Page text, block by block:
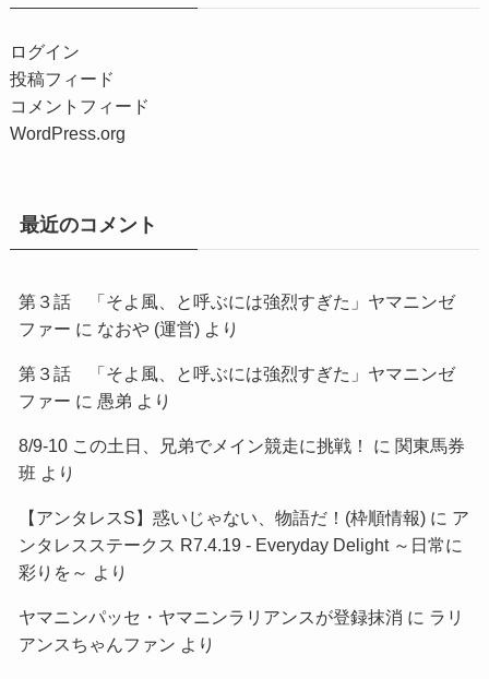
ログイン
投稿フィード
コメントフィード
WordPress.org
最近のコメント
第３話 「そよ風、と呼ぶには強烈すぎた」ヤマニンゼ
ファー に なおや (運営)より
第３話 「そよ風、と呼ぶには強烈すぎた」ヤマニンゼ
ファー に 愚弟 より
8/9-10 この土日、兄弟でメイン競走に挑戦！ に 関東馬券
班 より
【アンタレスS】惑いじゃない、物語だ！(枠順情報)に ア
ンタレスステークス R7.4.19 - Everyday Delight ～日常に
彩りを～ より
ヤマニンパッセ・ヤマニンラリアンスが登録抹消 に ラリ
アンスちゃんファン より